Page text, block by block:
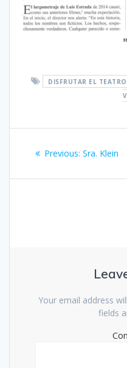
DISFRUTAR EL
navigation
Previous: Previous
Sra. Klein
Your email address
fields